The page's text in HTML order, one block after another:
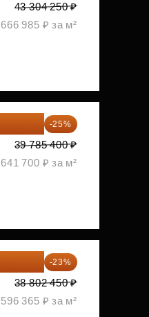
43 304 250 ₽
666 985 ₽ за м²
-25%
39 785 400 ₽
641 700 ₽ за м²
-23%
38 802 450 ₽
596 365 ₽ за м²